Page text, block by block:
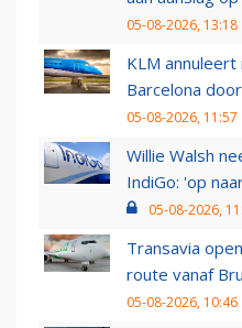
05-08-2026, 13:18
KLM
Barcelona
05-08-2026, 11:57
Willie Walsh
IndiGo: 'op
05-08-2026,
Transavia
route vanaf
05-08-2026, 10:46